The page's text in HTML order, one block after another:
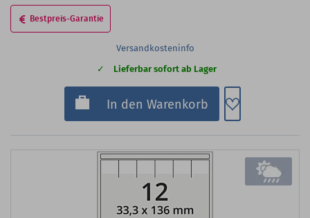
Bestpreis-Garantie
Versandkosteninfo
Lieferbar sofort ab Lager
In den Warenkorb Zum